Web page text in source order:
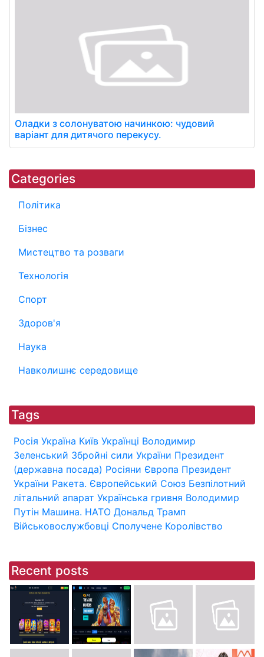
Оладки з солонуватою начинкою: чудовий
варіант для дитячого перекусу.
Categories
Політика
Бізнес
Мистецтво та розваги
Технологія
Спорт
Здоров'я
Наука
Навколишнє середовище
Tags
Росія Україна Київ Українці Володимир
Зеленський Збройні сили України Президент
(державна посада) Росіяни Європа Президент
України Ракета. Європейський Союз Безпілотний
літальний апарат Українська гривня Володимир
Путін Машина. НАТО Дональд Трамп
Військовослужбовці Сполучене Королівство
Recent posts